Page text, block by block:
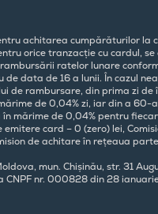
achitarea cumpărăturilor la
orice tranzacție cu cardul,
ratelor lunare
de data de 16 a lunii. În cazul
de rambursare, din prima zi de
de 0,04% zi, iar din a 60-
mărime de 0,04% pentru
emitere card – 0 (zero) lei,
de achitare în rețeaua
mun. Chișinău, str. 31
CNPF nr. 000828 din 28